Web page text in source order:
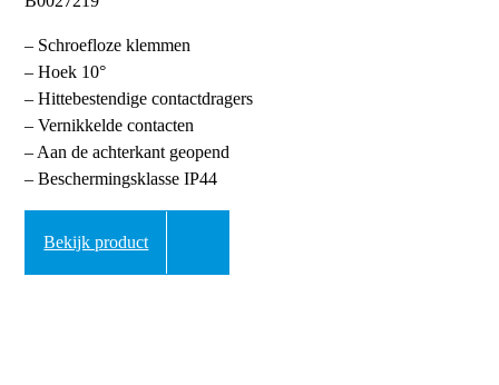
– Schroefloze klemmen
– Hoek 10°
– Hittebestendige contactdragers
– Vernikkelde contacten
– Aan de achterkant geopend
– Beschermingsklasse IP44
Bekijk product